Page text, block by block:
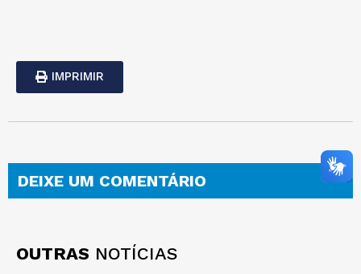
IMPRIMIR
DEIXE UM COMENTÁRIO
OUTRAS NOTÍCIAS